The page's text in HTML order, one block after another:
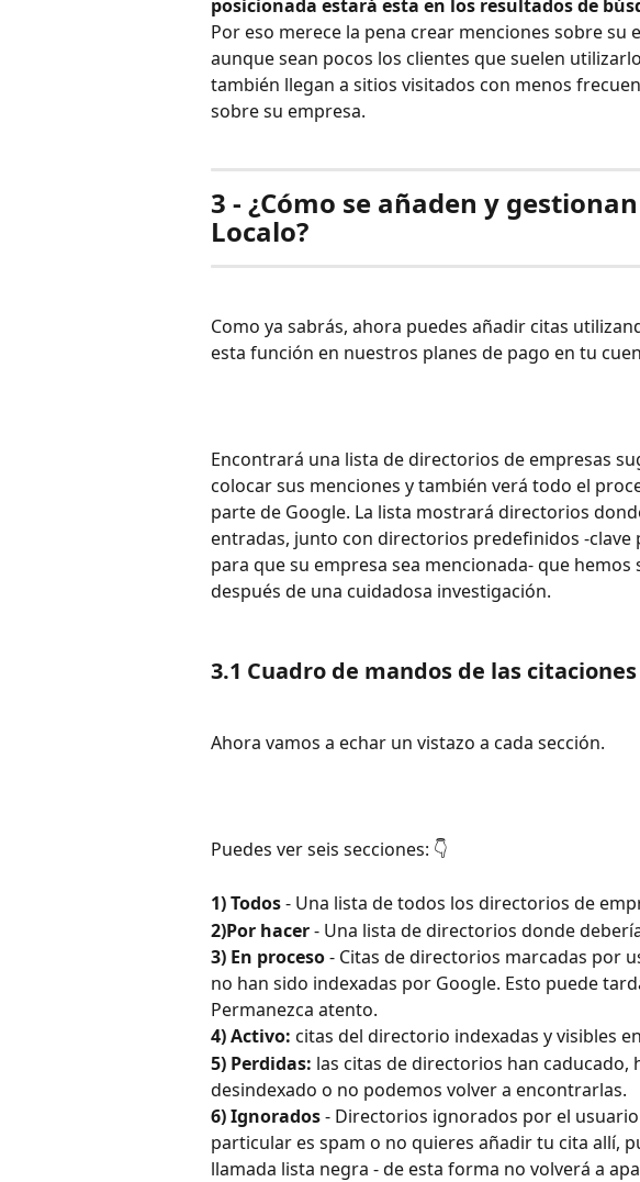
posicionada estará esta en los resultados de
Por eso merece la pena crear menciones sobre su
aunque sean pocos los clientes que suelen
también llegan a sitios visitados con menos
sobre su empresa.
3 - ¿Cómo se añaden y
Localo?
Como ya sabrás, ahora puedes añadir citas
esta función en nuestros planes de pago en tu
Encontrará una lista de directorios de empresas
colocar sus menciones y también verá todo el
parte de Google. La lista mostrará directorios
entradas, junto con directorios predefinidos -
para que su empresa sea mencionada- que
después de una cuidadosa investigación.
3.1 Cuadro de mandos de las citaciones
Ahora vamos a echar un vistazo a cada sección.
Puedes ver seis secciones: 👇
1) Todos - Una lista de todos los directorios de
2)Por hacer - Una lista de directorios donde
3) En proceso - Citas de directorios marcadas por
no han sido indexadas por Google. Esto puede
Permanezca atento.
4) Activo: citas del directorio indexadas y visibles
5) Perdidas: las citas de directorios han caducado,
desindexado o no podemos volver a encontrarlas.
6) Ignorados - Directorios ignorados por el
particular es spam o no quieres añadir tu cita allí,
llamada lista negra - de esta forma no volverá a